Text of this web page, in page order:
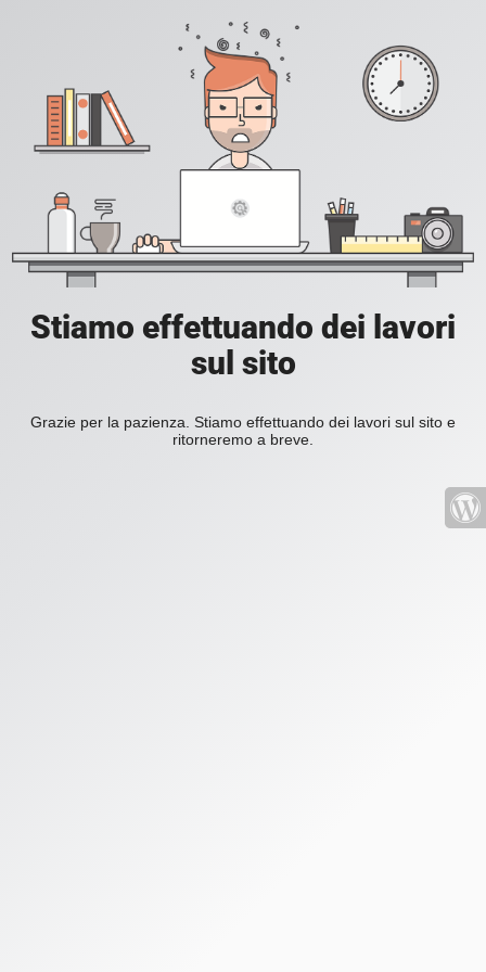
Stiamo effettuando dei lavori
sul sito
Grazie per la pazienza. Stiamo effettuando dei lavori sul sito e
ritorneremo a breve.